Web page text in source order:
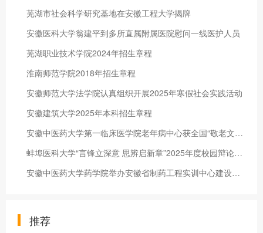
芜湖市社会科学研究基地在安徽工程大学揭牌
安徽医科大学翁建平到多所直属附属医院慰问一线医护人员
芜湖职业技术学院2024年招生章程
淮南师范学院2018年招生章程
安徽师范大学法学院认真组织开展2025年寒假社会实践活动
安徽建筑大学2025年本科招生章程
安徽中医药大学第一临床医学院老年病中心获全国“敬老文明号”荣誉称号
蚌埠医科大学“言锋立深意 思辨启新章”2025年度校园辩论赛落幕
安徽中医药大学药学院举办安徽省制药工程实训中心建设研讨会暨安徽中医药大学第十五届原料药工艺流程课程设计汇报（答辩）会
推荐